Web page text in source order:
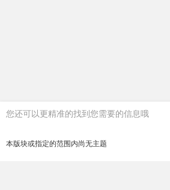
您还可以更精准的找到您需要的信息哦
本版块或指定的范围内尚无主题